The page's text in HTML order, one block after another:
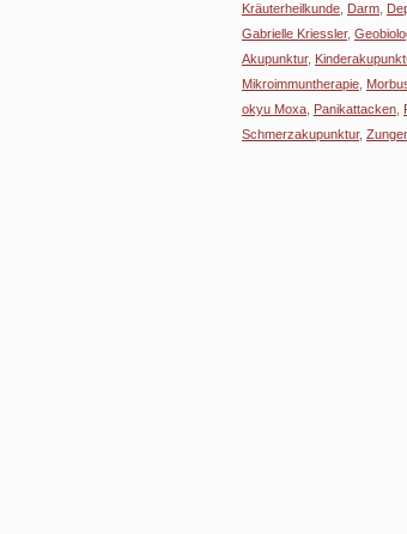
Kräuterheilkunde Darm
Gabrielle Kriessler,
Akupunktur,
Mikroimmuntherapie
okyu Moxa Panikattacken
Schmerzakupunktur,